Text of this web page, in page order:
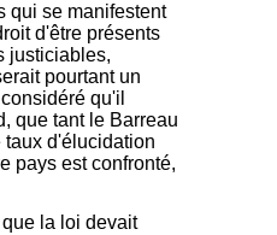
qui se manifestent
d'être présents
justiciables,
pourtant un
qu'il
que tant le Barreau
d'élucidation
pays est confronté,
la loi devait